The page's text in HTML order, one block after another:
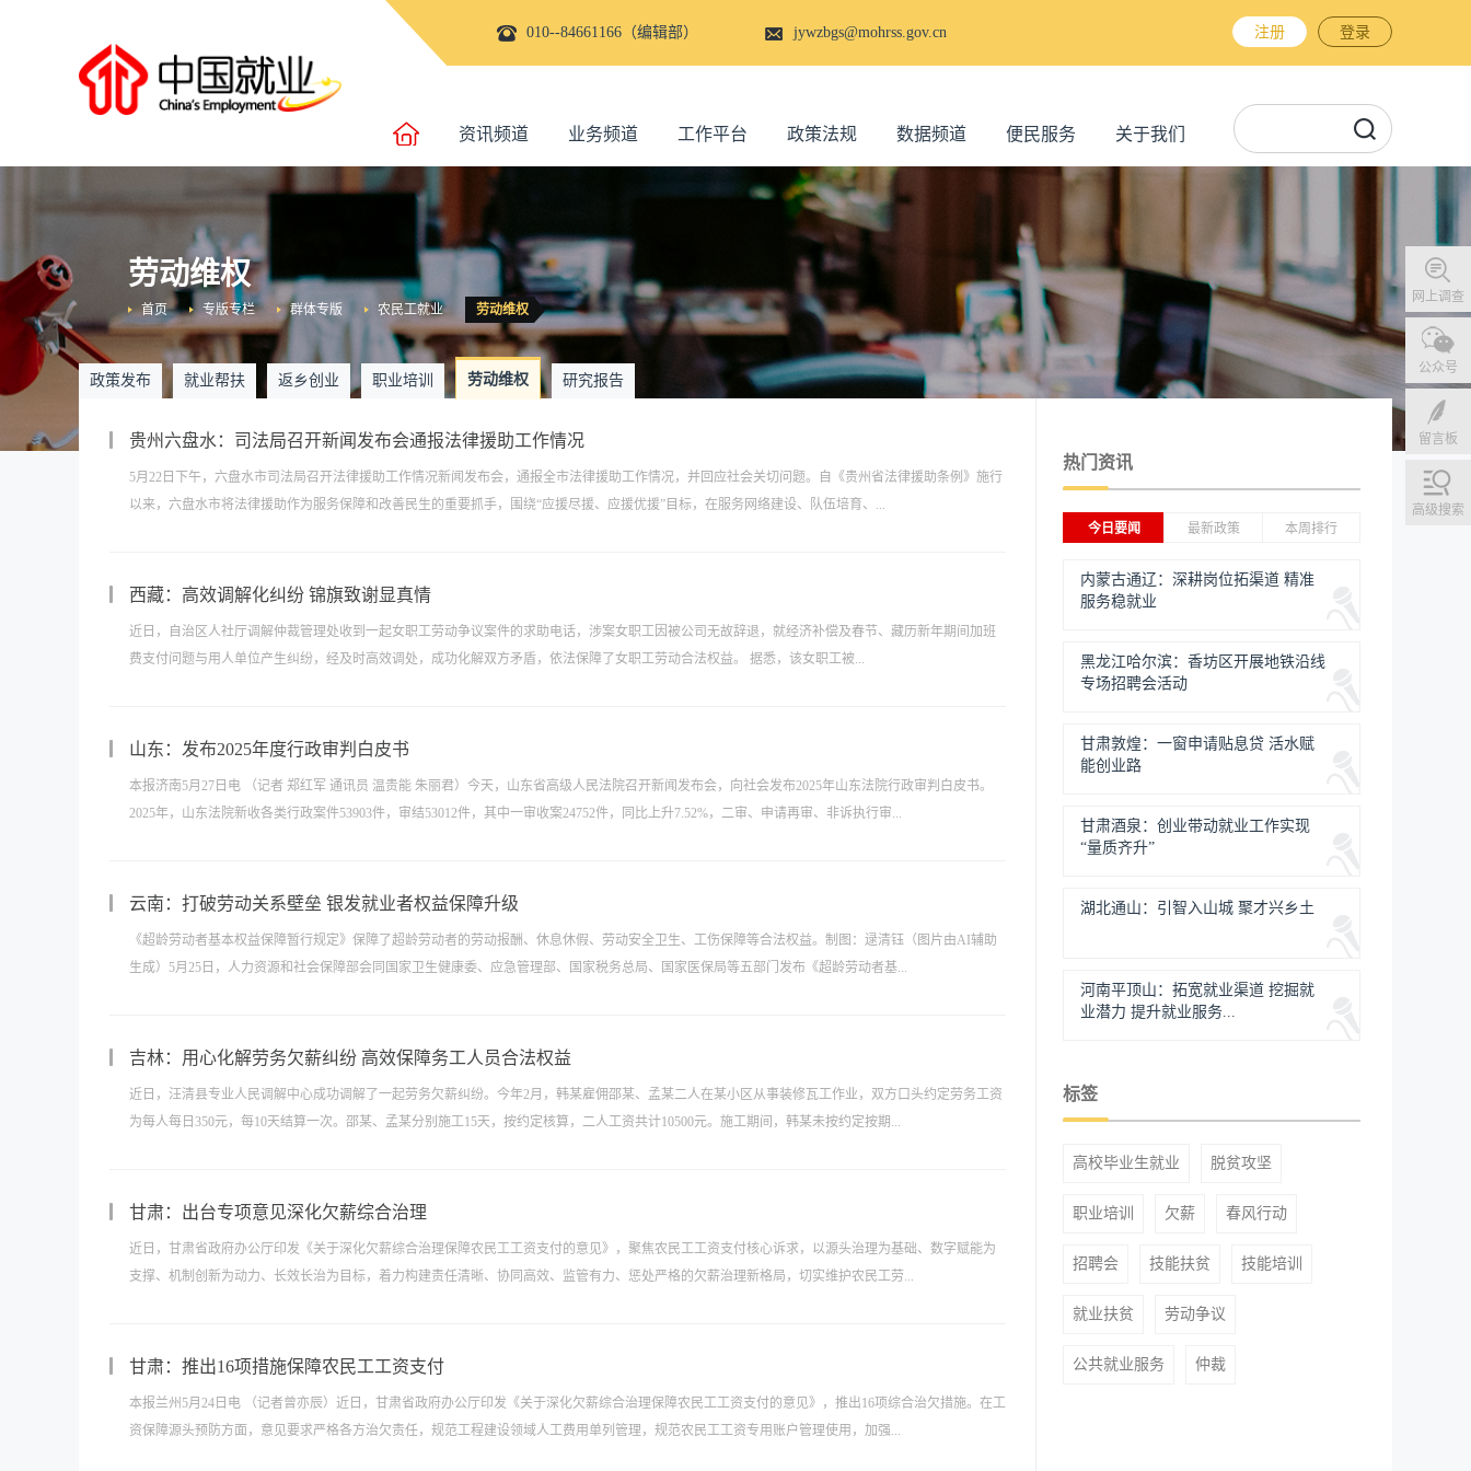
010--84661166（编辑部） jywzbgs@mohrss.gov.cn 注册 登录
资讯频道 业务频道 工作平台 政策法规 数据频道 便民服务 关于我们
网上调查
公众号
留言板
高级搜索
劳动维权
劳动维权
农民工就业
群体专版
专版专栏
首页
政策发布 就业帮扶 返乡创业 职业培训 劳动维权 研究报告
贵州六盘水：司法局召开新闻发布会通报法律援助工作情况
5月22日下午，六盘水市司法局召开法律援助工作情况新闻发布会，通报全市法律援助工作情况，并回应社会关切问题。自《贵州省法律援助条例》施行
以来，六盘水市将法律援助作为服务保障和改善民生的重要抓手，围绕“应援尽援、应援优援”目标，在服务网络建设、队伍培育、...
西藏：高效调解化纠纷 锦旗致谢显真情
近日，自治区人社厅调解仲裁管理处收到一起女职工劳动争议案件的求助电话，涉案女职工因被公司无故辞退，就经济补偿及春节、藏历新年期间加班
费支付问题与用人单位产生纠纷，经及时高效调处，成功化解双方矛盾，依法保障了女职工劳动合法权益。 据悉，该女职工被...
山东：发布2025年度行政审判白皮书
本报济南5月27日电 （记者 郑红军 通讯员 温贵能 朱丽君）今天，山东省高级人民法院召开新闻发布会，向社会发布2025年山东法院行政审判白皮书。
2025年，山东法院新收各类行政案件53903件，审结53012件，其中一审收案24752件，同比上升7.52%，二审、申请再审、非诉执行审...
云南：打破劳动关系壁垒 银发就业者权益保障升级
《超龄劳动者基本权益保障暂行规定》保障了超龄劳动者的劳动报酬、休息休假、劳动安全卫生、工伤保障等合法权益。制图：逯清钰（图片由AI辅助
生成）5月25日，人力资源和社会保障部会同国家卫生健康委、应急管理部、国家税务总局、国家医保局等五部门发布《超龄劳动者基...
吉林：用心化解劳务欠薪纠纷 高效保障务工人员合法权益
近日，汪清县专业人民调解中心成功调解了一起劳务欠薪纠纷。今年2月，韩某雇佣邵某、孟某二人在某小区从事装修瓦工作业，双方口头约定劳务工资
为每人每日350元，每10天结算一次。邵某、孟某分别施工15天，按约定核算，二人工资共计10500元。施工期间，韩某未按约定按期...
甘肃：出台专项意见深化欠薪综合治理
近日，甘肃省政府办公厅印发《关于深化欠薪综合治理保障农民工工资支付的意见》，聚焦农民工工资支付核心诉求，以源头治理为基础、数字赋能为
支撑、机制创新为动力、长效长治为目标，着力构建责任清晰、协同高效、监管有力、惩处严格的欠薪治理新格局，切实维护农民工劳...
甘肃：推出16项措施保障农民工工资支付
本报兰州5月24日电 （记者曾亦辰）近日，甘肃省政府办公厅印发《关于深化欠薪综合治理保障农民工工资支付的意见》，推出16项综合治欠措施。在工
资保障源头预防方面，意见要求严格各方治欠责任，规范工程建设领域人工费用单列管理，规范农民工工资专用账户管理使用，加强...
热门资讯
今日要闻 最新政策 本周排行
内蒙古通辽：深耕岗位拓渠道 精准
服务稳就业
黑龙江哈尔滨：香坊区开展地铁沿线
专场招聘会活动
甘肃敦煌：一窗申请贴息贷 活水赋
能创业路
甘肃酒泉：创业带动就业工作实现
“量质齐升”
湖北通山：引智入山城 聚才兴乡土
河南平顶山：拓宽就业渠道 挖掘就
业潜力 提升就业服务...
标签
高校毕业生就业 脱贫攻坚
职业培训 欠薪 春风行动
招聘会 技能扶贫 技能培训
就业扶贫 劳动争议
公共就业服务 仲裁